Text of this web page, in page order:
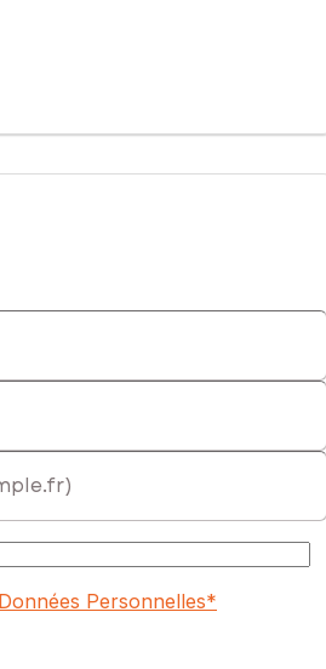
sous le numéro 854 061 587
Personnelles*